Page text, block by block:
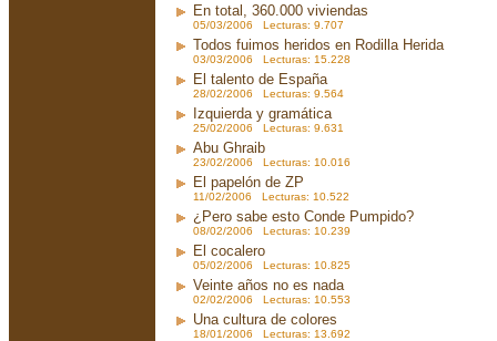
En total, 360.000 viviendas
05/03/2006 Lecturas: 9.707
Todos fuimos heridos en Rodilla Herida
03/03/2006 Lecturas: 15.228
El talento de España
28/02/2006 Lecturas: 9.564
Izquierda y gramática
25/02/2006 Lecturas: 9.631
Abu Ghraib
23/02/2006 Lecturas: 10.016
El papelón de ZP
11/02/2006 Lecturas: 10.522
¿Pero sabe esto Conde Pumpido?
08/02/2006 Lecturas: 10.239
El cocalero
05/02/2006 Lecturas: 10.825
Veinte años no es nada
02/02/2006 Lecturas: 10.553
Una cultura de colores
18/01/2006 Lecturas: 13.692